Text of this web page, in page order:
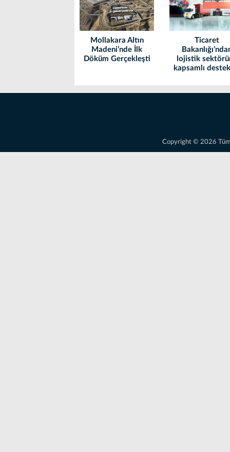
Mollakara Altın
Madeni’nde İlk
Döküm Gerçekleşti
Ticaret
lojistik
kapsamlı
Copyright © 2026 Tüm